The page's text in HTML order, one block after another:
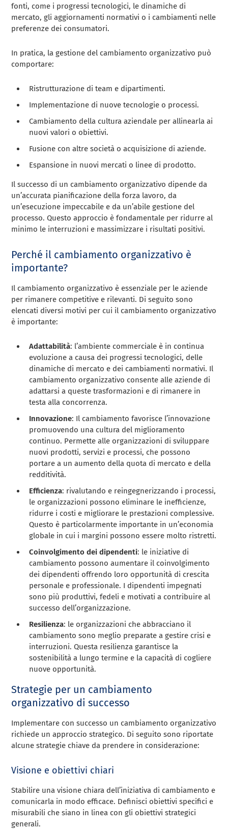
fonti, come i progressi tecnologici, le dinamiche di
mercato, gli aggiornamenti normativi o i cambiamenti nelle
preferenze dei consumatori.
In pratica, la gestione del cambiamento organizzativo può
comportare:
Ristrutturazione di team e dipartimenti.
Implementazione di nuove tecnologie o processi.
Cambiamento della cultura aziendale per allinearla ai
nuovi valori o obiettivi.
Fusione con altre società o acquisizione di aziende.
Espansione in nuovi mercati o linee di prodotto.
Il successo di un cambiamento organizzativo dipende da
un’accurata pianificazione della forza lavoro, da
un’esecuzione impeccabile e da un’abile gestione del
processo. Questo approccio è fondamentale per ridurre al
minimo le interruzioni e massimizzare i risultati positivi.
Perché il cambiamento organizzativo è
importante?
Il cambiamento organizzativo è essenziale per le aziende
per rimanere competitive e rilevanti. Di seguito sono
elencati diversi motivi per cui il cambiamento organizzativo
è importante:
Adattabilità: l’ambiente commerciale è in continua
evoluzione a causa dei progressi tecnologici, delle
dinamiche di mercato e dei cambiamenti normativi. Il
cambiamento organizzativo consente alle aziende di
adattarsi a queste trasformazioni e di rimanere in
testa alla concorrenza.
Innovazione: Il cambiamento favorisce l’innovazione
promuovendo una cultura del miglioramento
continuo. Permette alle organizzazioni di sviluppare
nuovi prodotti, servizi e processi, che possono
portare a un aumento della quota di mercato e della
redditività.
Efficienza: rivalutando e reingegnerizzando i processi,
le organizzazioni possono eliminare le inefficienze,
ridurre i costi e migliorare le prestazioni complessive.
Questo è particolarmente importante in un’economia
globale in cui i margini possono essere molto ristretti.
Coinvolgimento dei dipendenti: le iniziative di
cambiamento possono aumentare il coinvolgimento
dei dipendenti offrendo loro opportunità di crescita
personale e professionale. I dipendenti impegnati
sono più produttivi, fedeli e motivati a contribuire al
successo dell’organizzazione.
Resilienza: le organizzazioni che abbracciano il
cambiamento sono meglio preparate a gestire crisi e
interruzioni. Questa resilienza garantisce la
sostenibilità a lungo termine e la capacità di cogliere
nuove opportunità.
Strategie per un cambiamento
organizzativo di successo
Implementare con successo un cambiamento organizzativo
richiede un approccio strategico. Di seguito sono riportate
alcune strategie chiave da prendere in considerazione:
Visione e obiettivi chiari
Stabilire una visione chiara dell’iniziativa di cambiamento e
comunicarla in modo efficace. Definisci obiettivi specifici e
misurabili che siano in linea con gli obiettivi strategici
generali.